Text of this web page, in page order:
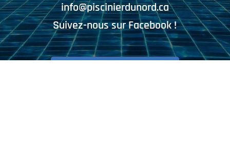
info@piscinierdunord.ca
Suivez-nous sur Facebook !